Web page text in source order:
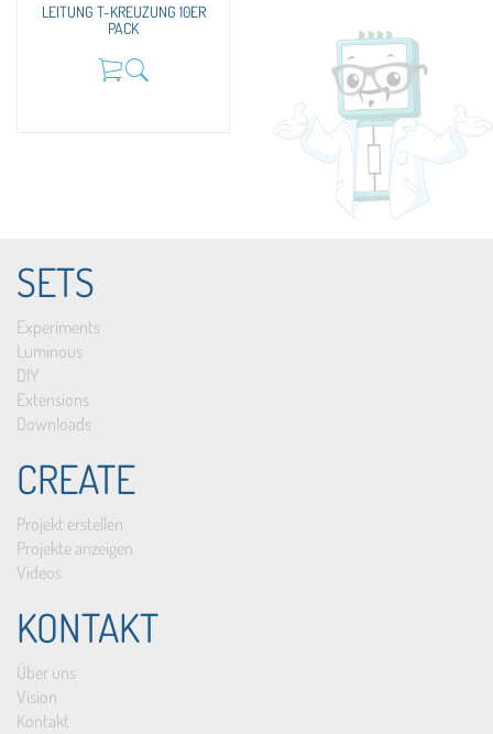
LEITUNG T-KREUZUNG 10ER
PACK
SETS
Experiments
Luminous
DIY
Extensions
Downloads
CREATE
Projekt erstellen
Projekte anzeigen
Videos
KONTAKT
Über uns
Vision
Kontakt